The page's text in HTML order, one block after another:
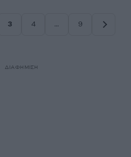
3
4
…
9
ΔΙΑΦΗΜΙΣΗ